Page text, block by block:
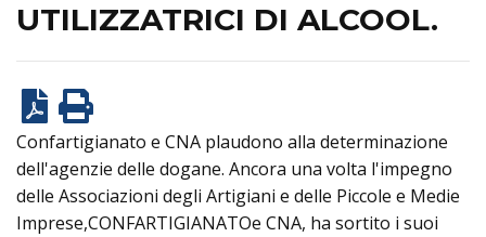
UTILIZZATRICI DI ALCOOL.
Confartigianato e CNA plaudono alla determinazione
dell'agenzie delle dogane. Ancora una volta l'impegno
delle Associazioni degli Artigiani e delle Piccole e Medie
Imprese,CONFARTIGIANATOe CNA, ha sortito i suoi